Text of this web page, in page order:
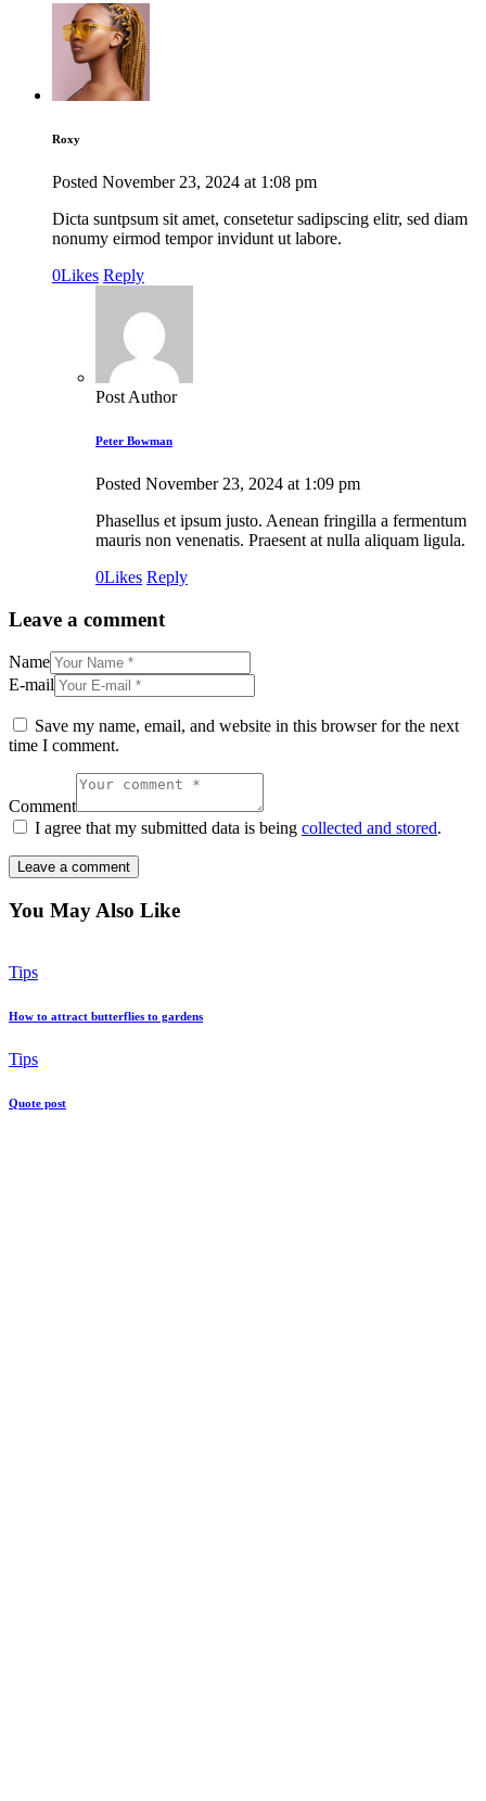
Roxy
Posted November 23, 2024 at 1:08 pm
Dicta suntpsum sit amet, consetetur sadipscing elitr, sed diam
nonumy eirmod tempor invidunt ut labore.
0Likes Reply
Post Author
Peter Bowman
Posted November 23, 2024 at 1:09 pm
Phasellus et ipsum justo. Aenean fringilla a fermentum
mauris non venenatis. Praesent at nulla aliquam ligula.
0Likes Reply
Leave a comment
Name
E-mail
Save my name, email, and website in this browser for the next
time I comment.
Comment
I agree that my submitted data is being collected and stored.
You May Also Like
Tips
How to attract butterflies to gardens
Tips
Quote post